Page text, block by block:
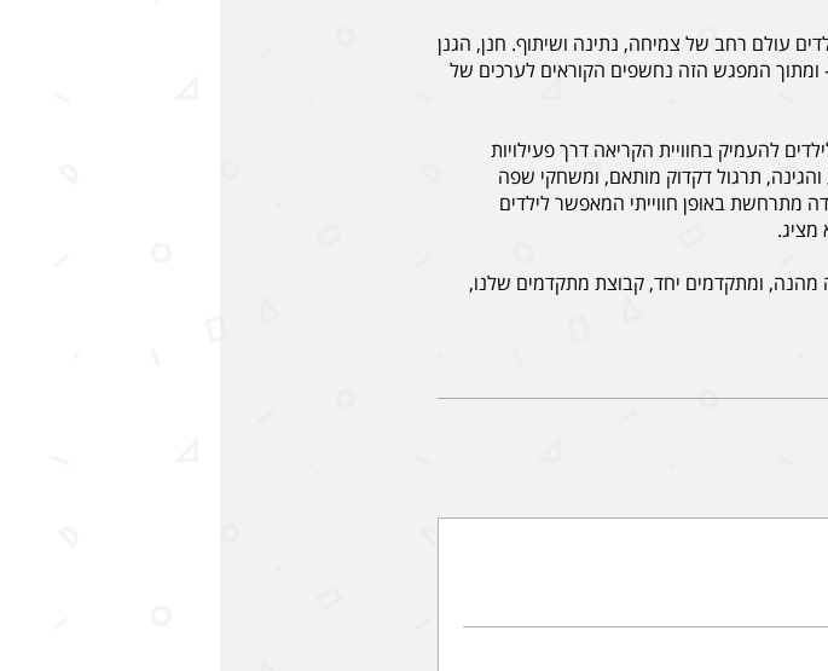
עולם רחב של צמיחה, נתינה ושיתוף. חנן, הגנן
ומתוך המפגש הזה נחשפים הקוראים לערכים של
להעמיק בחוויית הקריאה דרך פעילויות
תרגול דקדוק מותאם, ומשחקי שפה
מתרחשת באופן חווייתי המאפשר לילדים
6–10 בקבוצות קריאה מהנה, ומתקדמים יחד, קבוצת מתקדמים שלנו,